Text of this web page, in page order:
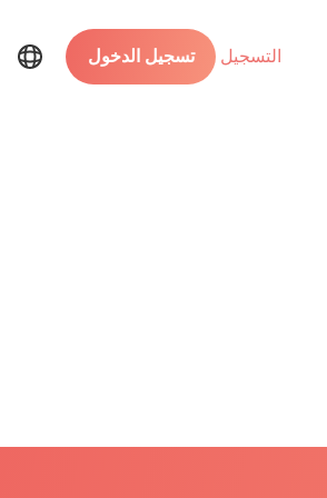
التسجيل تسجيل الدخول